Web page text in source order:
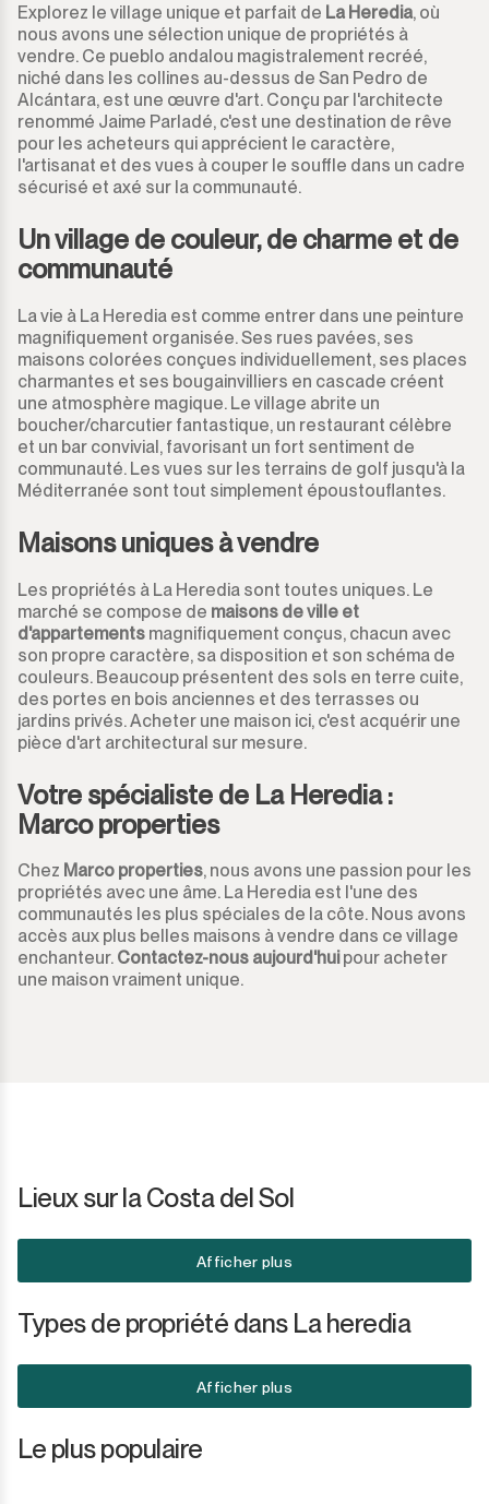
Explorez le village unique et parfait de La Heredia, où
nous avons une sélection unique de propriétés à
vendre. Ce pueblo andalou magistralement recréé,
niché dans les collines au-dessus de San Pedro de
Alcántara, est une œuvre d'art. Conçu par l'architecte
renommé Jaime Parladé, c'est une destination de rêve
pour les acheteurs qui apprécient le caractère,
l'artisanat et des vues à couper le souffle dans un cadre
sécurisé et axé sur la communauté.
Un village de couleur, de charme et de
communauté
La vie à La Heredia est comme entrer dans une peinture
magnifiquement organisée. Ses rues pavées, ses
maisons colorées conçues individuellement, ses places
charmantes et ses bougainvilliers en cascade créent
une atmosphère magique. Le village abrite un
boucher/charcutier fantastique, un restaurant célèbre
et un bar convivial, favorisant un fort sentiment de
communauté. Les vues sur les terrains de golf jusqu'à la
Méditerranée sont tout simplement époustouflantes.
Maisons uniques à vendre
Les propriétés à La Heredia sont toutes uniques. Le
marché se compose de maisons de ville et
d'appartements magnifiquement conçus, chacun avec
son propre caractère, sa disposition et son schéma de
couleurs. Beaucoup présentent des sols en terre cuite,
des portes en bois anciennes et des terrasses ou
jardins privés. Acheter une maison ici, c'est acquérir une
pièce d'art architectural sur mesure.
Votre spécialiste de La Heredia :
Marco properties
Chez Marco properties, nous avons une passion pour les
propriétés avec une âme. La Heredia est l'une des
communautés les plus spéciales de la côte. Nous avons
accès aux plus belles maisons à vendre dans ce village
enchanteur. Contactez-nous aujourd'hui pour acheter
une maison vraiment unique.
Lieux sur la Costa del Sol
Afficher plus
Types de propriété dans La heredia
Afficher plus
Le plus populaire